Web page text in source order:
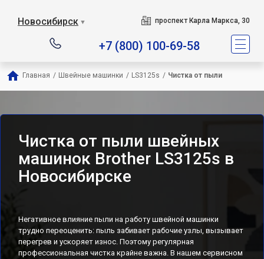
Новосибирск ▼ проспект Карла Маркса, 30
+7 (800) 100-69-58
Главная / Швейные машинки / LS3125s / Чистка от пыли
Чистка от пыли швейных
машинок Brother LS3125s в
Новосибирске
Негативное влияние пыли на работу швейной машинки
трудно переоценить: пыль забивает рабочие узлы, вызывает
перегрев и ускоряет износ. Поэтому регулярная
профессиональная чистка крайне важна. В нашем сервисном